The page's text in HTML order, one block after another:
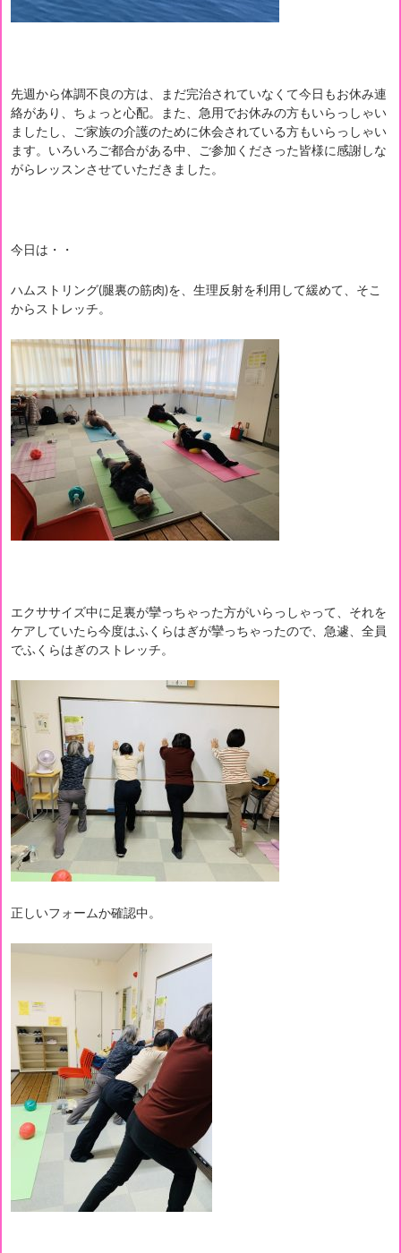
先週から体調不良の方は、まだ完治されていなくて今日もお休み連
絡があり、ちょっと心配。また、急用でお休みの方もいらっしゃい
ましたし、ご家族の介護のために休会されている方もいらっしゃい
ます。いろいろご都合がある中、ご参加くださった皆様に感謝しな
がらレッスンさせていただきました。
今日は・・
ハムストリング(腿裏の筋肉)を、生理反射を利用して緩めて、そこ
からストレッチ。
エクササイズ中に足裏が攣っちゃった方がいらっしゃって、それを
ケアしていたら今度はふくらはぎが攣っちゃったので、急遽、全員
でふくらはぎのストレッチ。
正しいフォームか確認中。